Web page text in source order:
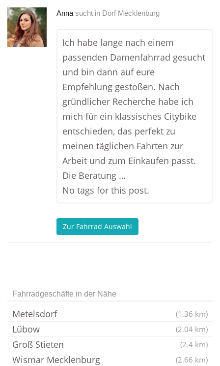
Anna sucht in Dorf Mecklenburg
Ich habe lange nach einem
passenden Damenfahrrad gesucht
und bin dann auf eure
Empfehlung gestoßen. Nach
gründlicher Recherche habe ich
mich für ein klassisches Citybike
entschieden, das perfekt zu
meinen täglichen Fahrten zur
Arbeit und zum Einkaufen passt.
Die Beratung …
No tags for this post.
Zur Fahrrad Auswahl
Fahrradgeschäfte in der Nähe
Metelsdorf (1.36 km)
Lübow (2.04 km)
Groß Stieten (2.4 km)
Wismar Mecklenburg (2.66 km)